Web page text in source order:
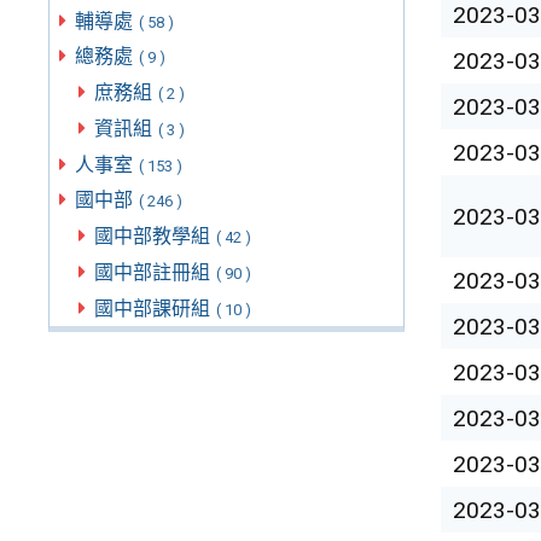
輔導處 ( 58 )
總務處 ( 9 )
庶務組 ( 2 )
資訊組 ( 3 )
人事室 ( 153 )
國中部 ( 246 )
國中部教學組 ( 42 )
國中部註冊組 ( 90 )
國中部課研組 ( 10 )
2023-
2023-
2023-
2023-
2023-
2023-
2023-
2023-
2023-
2023-
2023-